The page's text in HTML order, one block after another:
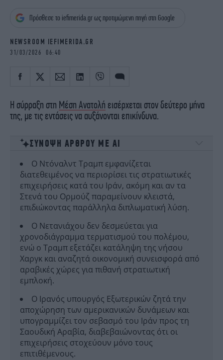
OSCARS
THE OCEAN
Πρόσθεσε το iefimerida.gr ως προτιμώμενη πηγή στη Google
NEWSROOM IEFIMERIDA.GR
31/03/2026 06:40
Η σύρραξη στη Μέση Ανατολή εισέρχεται στον δεύτερο μήνα
της, με τις εντάσεις να αυξάνονται επικίνδυνα.
ΣΥΝΟΨΗ ΑΡΘΡΟΥ ΜΕ ΑΙ
Ο Ντόναλντ Τραμπ εμφανίζεται
διατεθειμένος να περιορίσει τις στρατιωτικές
επιχειρήσεις κατά του Ιράν, ακόμη και αν τα
Στενά του Ορμούζ παραμείνουν κλειστά,
επιδιώκοντας παράλληλα διπλωματική λύση.
Ο Νετανιάχου δεν δεσμεύεται για
χρονοδιάγραμμα τερματισμού του πολέμου,
ενώ ο Τραμπ εξετάζει κατάληψη της νήσου
Χαργκ και αναζητά οικονομική συνεισφορά από
αραβικές χώρες για πιθανή στρατιωτική
εμπλοκή.
Ο Ιρανός υπουργός Εξωτερικών ζητά την
αποχώρηση των αμερικανικών δυνάμεων και
υπογραμμίζει τον σεβασμό του Ιράν προς τη
Σαουδική Αραβία, διαβεβαιώνοντας ότι οι
επιχειρήσεις στοχεύουν μόνο τους
επιτιθέμενους.